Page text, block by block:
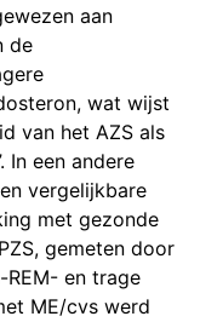
aan
de
wat wijst
van het AZS als
In een andere
vergelijkbare
met gezonde
gemeten door
REM- en trage
ME/cvs werd